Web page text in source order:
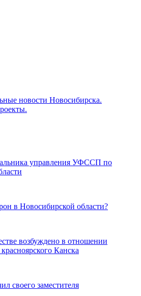
новости Новосибирска.
управления УФССП по
в Новосибирской области?
возбуждено в отношении
Канска
своего заместителя